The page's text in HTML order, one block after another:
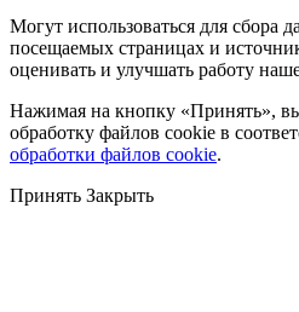
Могут использоваться для сбора
посещаемых страницах и
оценивать и улучшать работу
Нажимая на кнопку «Принять», вы
обработку файлов cookie в
обработки файлов cookie.
Принять Закрыть